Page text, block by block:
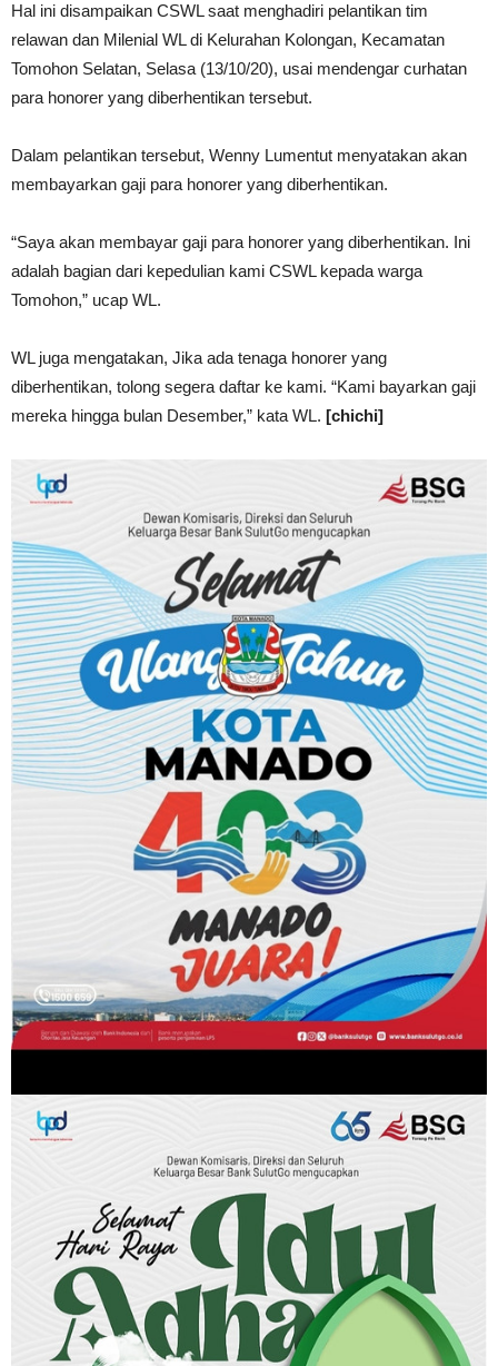
Hal ini disampaikan CSWL saat menghadiri pelantikan tim
relawan dan Milenial WL di Kelurahan Kolongan, Kecamatan
Tomohon Selatan, Selasa (13/10/20), usai mendengar curhatan
para honorer yang diberhentikan tersebut.
Dalam pelantikan tersebut, Wenny Lumentut menyatakan akan
membayarkan gaji para honorer yang diberhentikan.
“Saya akan membayar gaji para honorer yang diberhentikan. Ini
adalah bagian dari kepedulian kami CSWL kepada warga
Tomohon,” ucap WL.
WL juga mengatakan, Jika ada tenaga honorer yang
diberhentikan, tolong segera daftar ke kami. “Kami bayarkan gaji
mereka hingga bulan Desember,” kata WL. [chichi]